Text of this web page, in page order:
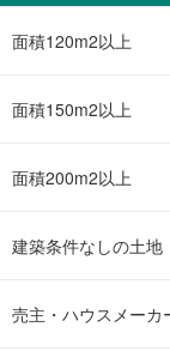
面積120m2以上
面積150m2以上
面積200m2以上
建築条件なしの土地
売主・ハウスメーカ